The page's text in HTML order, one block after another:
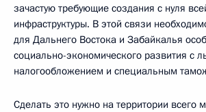
зачастую требующие создания с нуля
инфраструктуры. В этой связи
для Дальнего Востока и Забайкалья
социально-экономического развития с
налогообложением и специальным
Сделать это нужно на территории всего